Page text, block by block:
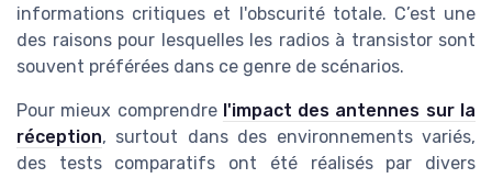
informations critiques et l'obscurité totale. C’est une
des raisons pour lesquelles les radios à transistor sont
souvent préférées dans ce genre de scénarios.
Pour mieux comprendre l'impact des antennes sur la
réception, surtout dans des environnements variés,
des tests comparatifs ont été réalisés par divers